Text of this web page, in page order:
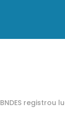
BNDES registrou